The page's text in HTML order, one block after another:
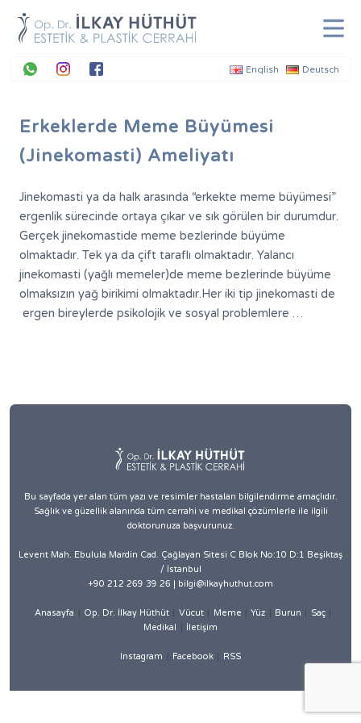
WhatsappInstagramFacebook
English Deutsch
Erkeklerde Meme Büyümesi
(Jinekomasti) Ameliyatı
Jinekomasti ya da halk arasında “erkekte meme büyümesi”
ergenlik sürecinde ortaya çıkar ve sık görülen bir durumdur.
Gerçek jinekomastide meme bezlerinde büyüme
olmaktadır. Tek ya da çift taraflı olmaktadır. Yalancı
jinekomasti (yağlı memeler)de meme bezlerinde büyüme
olmaksızın yağ birikimi olmaktadır.Her iki tip jinekomasti de
ergen bireylerde psikolojik ve sosyal problemlere …
Bu sayfada yer alan tüm yazı ve resimler hastaları bilgilendirme amaçlıdır.
Sağlık ve güzellik alanında tüm cerrahi ve medikal çözümlerle ile ilgili
doktorunuza başvurunuz.
Levent Mah. Ebulula Mardin Cad. Çağlayan Sitesi C Blok No:10 D:1 Beşiktaş
/ İstanbul
+90 212 269 39 26 | bilgi@ilkayhuthut.com
Anasayfa Op. Dr. İlkay Hüthüt Vücut Meme Yüz Burun
Saç
Medikal
İletişim
Instagram Facebook RSS
+90 212 269 39 26
+90 537 989 54 05
Yabancı Hastalar
Online Fotoğraf Analizi
Soru & İletişim Formu